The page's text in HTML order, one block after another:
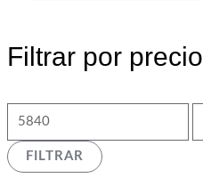
Filtrar por precio
FILTRAR